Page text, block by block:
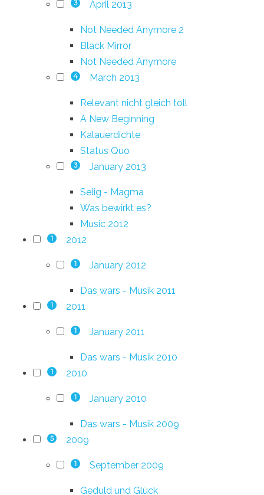
3 April 2013
Not Needed Anymore 2
Black Mirror
Not Needed Anymore
4 March 2013
Relevant nicht gleich toll
A New Beginning
Kalauerdichte
Status Quo
3 January 2013
Selig - Magma
Was bewirkt es?
Music 2012
1 2012
1 January 2012
Das wars - Musik 2011
1 2011
1 January 2011
Das wars - Musik 2010
1 2010
1 January 2010
Das wars - Musik 2009
5 2009
1 September 2009
Geduld und Glück